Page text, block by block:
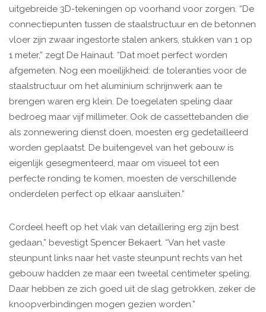
uitgebreide 3D-tekeningen op voorhand voor zorgen. “De
connectiepunten tussen de staalstructuur en de betonnen
vloer zijn zwaar ingestorte stalen ankers, stukken van 1 op
1 meter,” zegt De Hainaut. “Dat moet perfect worden
afgemeten. Nog een moeilijkheid: de toleranties voor de
staalstructuur om het aluminium schrijnwerk aan te
brengen waren erg klein. De toegelaten speling daar
bedroeg maar vijf millimeter. Ook de cassettebanden die
als zonnewering dienst doen, moesten erg gedetailleerd
worden geplaatst. De buitengevel van het gebouw is
eigenlijk gesegmenteerd, maar om visueel tot een
perfecte ronding te komen, moesten de verschillende
onderdelen perfect op elkaar aansluiten.”
Cordeel heeft op het vlak van detaillering erg zijn best
gedaan,” bevestigt Spencer Bekaert. “Van het vaste
steunpunt links naar het vaste steunpunt rechts van het
gebouw hadden ze maar een tweetal centimeter speling.
Daar hebben ze zich goed uit de slag getrokken, zeker de
knoopverbindingen mogen gezien worden.”